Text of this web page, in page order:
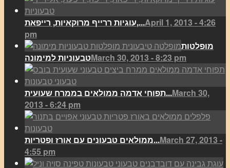
עוגיות ררייף מרוקאיות, רייפאת,...April 1, 2013 - 4:26
pm
מופלטות
טבעוניות למימונהMarch 30, 2013 - 8:23 pm
תפוחי אדמה ממולאים בממרח שעועית...March 30,
2013 - 6:24 pm
ממולאים טבעונים עם אורז ופטריות...March 27, 2013 -
4:55 pm